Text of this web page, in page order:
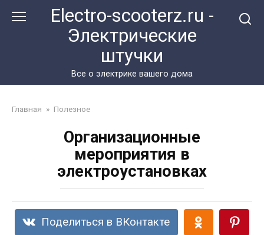
Electro-scooterz.ru -
Электрические
штучки
Все о электрике вашего дома
Главная » Полезное
Организационные
мероприятия в
электроустановках
Поделиться в ВКонтакте